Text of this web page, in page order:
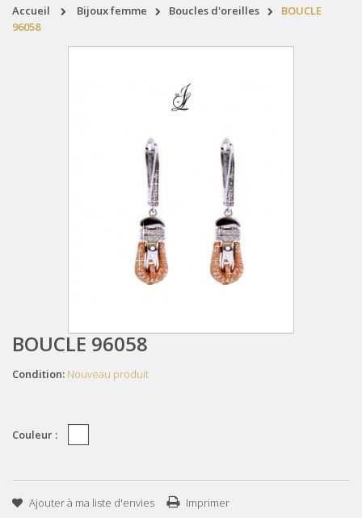
accueil bijoux femme boucles d'oreilles
BOUCLE
96058
BOUCLE 96058
Condition: Nouveau produit
Couleur :
Ajouter à ma liste d'envies Imprimer